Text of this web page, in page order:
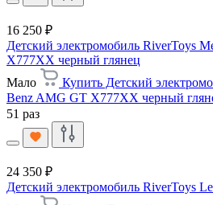
16 250 ₽
Детский электромобиль RiverToys
X777XX черный глянец
Мало
Купить Детский
Benz AMG GT X777XX черный
51 раз
24 350 ₽
Детский электромобиль RiverToys